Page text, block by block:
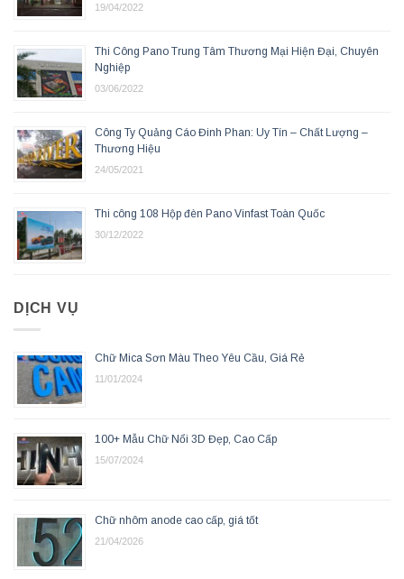
19/04/2022
Thi Công Pano Trung Tâm Thương Mại Hiện Đại, Chuyên
Nghiệp
03/06/2022
Công Ty Quảng Cáo Đinh Phan: Uy Tín – Chất Lượng –
Thương Hiệu
24/05/2021
Thi công 108 Hộp đèn Pano Vinfast Toàn Quốc
30/12/2022
DỊCH VỤ
Chữ Mica Sơn Màu Theo Yêu Cầu, Giá Rẻ
11/01/2024
100+ Mẫu Chữ Nổi 3D Đẹp, Cao Cấp
15/07/2024
Chữ nhôm anode cao cấp, giá tốt
21/04/2026